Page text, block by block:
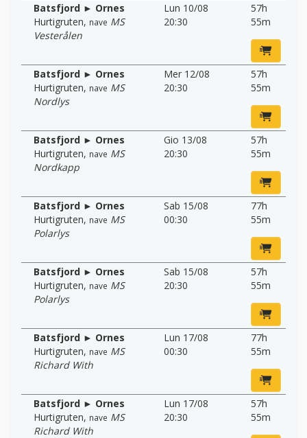
Batsfjord ► Ornes
Hurtigruten, nave MS
Vesterålen
Lun 10/08
20:30
57h
55m
Batsfjord ► Ornes
Hurtigruten, nave MS
Nordlys
Mer 12/08
20:30
57h
55m
Batsfjord ► Ornes
Hurtigruten, nave MS
Nordkapp
Gio 13/08
20:30
57h
55m
Batsfjord ► Ornes
Hurtigruten, nave MS
Polarlys
Sab 15/08
00:30
77h
55m
Batsfjord ► Ornes
Hurtigruten, nave MS
Polarlys
Sab 15/08
20:30
57h
55m
Batsfjord ► Ornes
Hurtigruten, nave MS
Richard With
Lun 17/08
00:30
77h
55m
Batsfjord ► Ornes
Hurtigruten, nave MS
Richard With
Lun 17/08
20:30
57h
55m